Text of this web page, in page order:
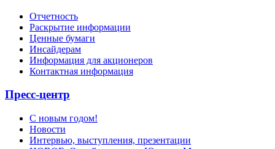
Отчетность
Раскрытие информации
Ценные бумаги
Инсайдерам
Информация для акционеров
Контактная информация
Пресс-центр
С новым годом!
Новости
Интервью, выступления, презентации